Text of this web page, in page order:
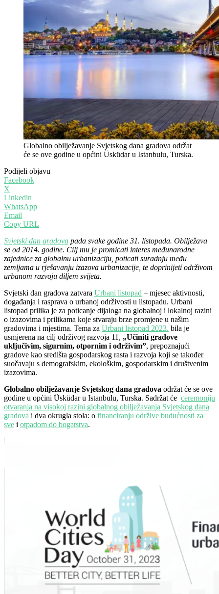
Globalno obilježavanje Svjetskog dana gradova održat
će se ove godine u općini Üsküdar u Istanbulu, Turska.
Podijeli objavu
Facebook
X
Linkedin
WhatsApp
Email
Copy URL
Svjetski dan gradova pada svake godine 31. listopada. Obilježava
se od 2014. godine. Cilj mu je promicati interes međunarodne
zajednice za globalnu urbanizaciju, poticati suradnju među
zemljama u rješavanju izazova urbanizacije, te doprinijeti održivom
urbanom razvoju diljem svijeta.
Svjetski dan gradova zatvara Urbani listopad – mjesec aktivnosti,
događanja i rasprava o urbanoj održivosti u listopadu. Urbani
listopad prilika je za poticanje dijaloga na globalnoj i lokalnoj razini
o izazovima i prilikama koje stvaraju brze promjene u našim
gradovima i mjestima. Tema za Urbani listopad 2023. bila je
usmjerena na cilj održivog razvoja 11, „Učiniti gradove
uključivim, sigurnim, otpornim i održivim”, prepoznajući
gradove kao središta gospodarskog rasta i razvoja koji se također
suočavaju s demografskim, ekološkim, gospodarskim i društvenim
izazovima.
Globalno obilježavanje Svjetskog dana gradova održat će se ove
godine u općini Üsküdar u Istanbulu, Turska. Sadržat će ceremoniju
otvaranja na visokoj razini globalnog obilježavanja Svjetskog dana
gradova i dva okrugla stola: o financiranju održive budućnosti za
sve i otpadom do bogatstva.